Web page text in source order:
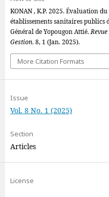
KONAN , K.P. 2025. Évaluation
établissements sanitaires publics
Général de Yopougon Attié.
Gestion. 8, 1 (Jan. 2025).
More Citation Formats
Issue
Vol. 8 No. 1 (2025)
Section
Articles
License